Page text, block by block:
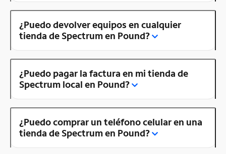
¿Puedo devolver equipos en cualquier
tienda de Spectrum en Pound?
¿Puedo pagar la factura en mi tienda de
Spectrum local en Pound?
¿Puedo comprar un teléfono celular en una
tienda de Spectrum en Pound?